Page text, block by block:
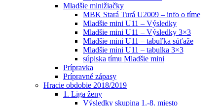
Mladšie minižiačky
MBK Stará Turá U2009 – info o tíme
Mladšie mini U11 – Výsledky
Mladšie mini U11 – Výsledky 3×3
Mladšie mini U11 – tabuľka súťaže
Mladšie mini U11 – tabulka 3×3
súpiska tímu Mladšie mini
Prípravka
Prípravné zápasy
Hracie obdobie 2018/2019
1. Liga ženy
Výsledky skupina 1.-8. miesto